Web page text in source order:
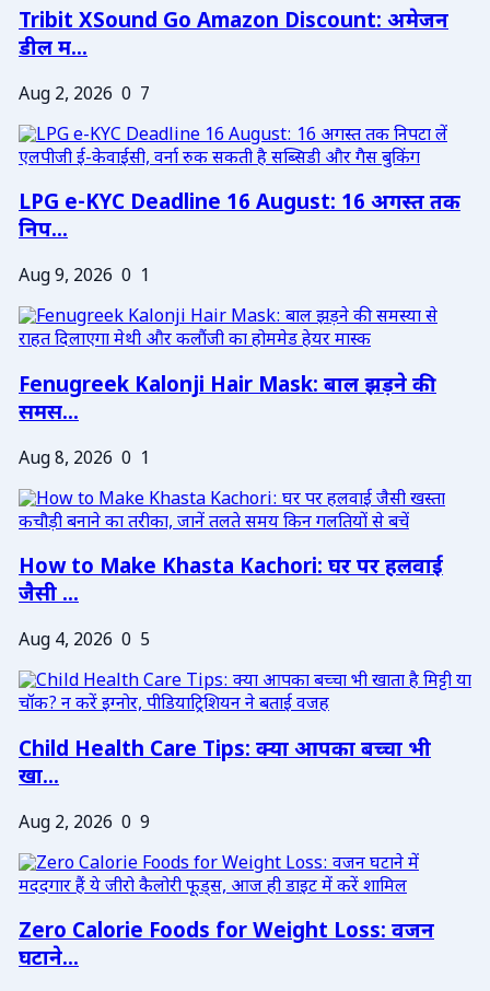
Tribit XSound Go Amazon Discount: अमेजन
डील म...
Aug 2, 2026 0 7
LPG e-KYC Deadline 16 August: 16 अगस्त तक
निप...
Aug 9, 2026 0 1
Fenugreek Kalonji Hair Mask: बाल झड़ने की
समस...
Aug 8, 2026 0 1
How to Make Khasta Kachori: घर पर हलवाई
जैसी ...
Aug 4, 2026 0 5
Child Health Care Tips: क्या आपका बच्चा भी
खा...
Aug 2, 2026 0 9
Zero Calorie Foods for Weight Loss: वजन
घटाने...